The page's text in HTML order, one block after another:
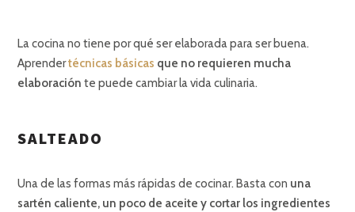
La cocina no tiene por qué ser elaborada para ser buena.
Aprendertécnicas básicas que no requieren mucha
elaboración te puede cambiar la vida culinaria.
SALTEADO
Una de las formas más rápidas de cocinar. Basta con una
sartén caliente, un poco de aceite y cortar los ingredientes